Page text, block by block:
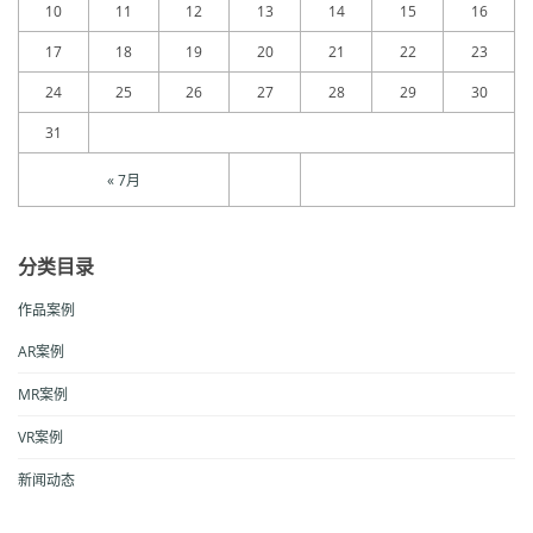
« 7月
10 11 12 13 14 15
16
17
18 19 20 21 22
23
24
25 26 27 28 29
30
31
分类目录
作品案例
AR案例
MR案例
VR案例
新闻动态